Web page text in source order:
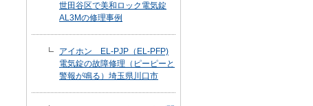
世田谷区で美和ロック電気錠
AL3Mの修理事例
アイホン EL-PJP（EL-PFP)
電気錠の故障修理（ピーピーと
警報が鳴る）埼玉県川口市